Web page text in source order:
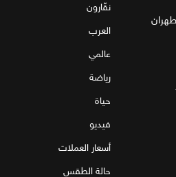
نقّارون
العرب
عالمي
رياضة
حياة
فيديو
أسعار العملات
حالة الطقس